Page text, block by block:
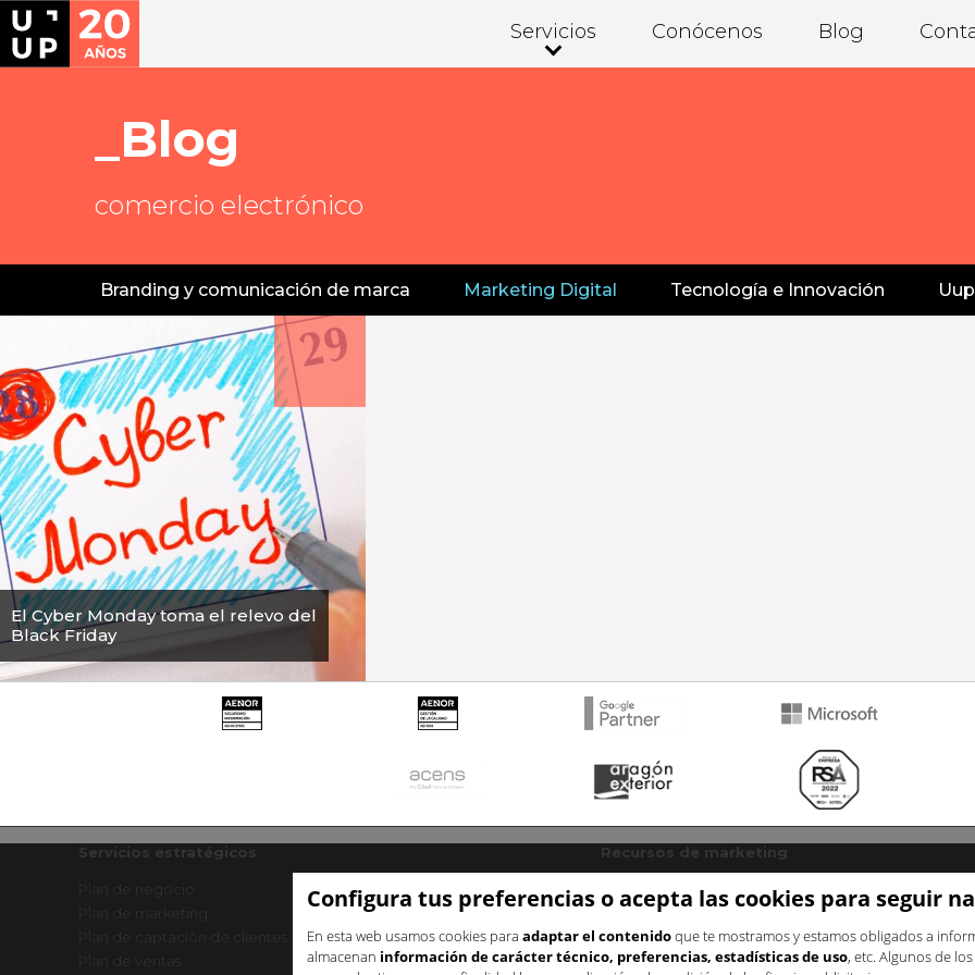
Configura tus preferencias o acepta las cookies para seguir
En esta web usamos cookies paraadaptar el contenidoque te mostramos y estamos obligados a
almacenan información de carácter técnico, preferencias, estadísticas de uso, etc. Algunos de
Servicios Conócenos Blog
Blog
comercio electrónico
Branding y comunicación de marca Marketing Digital Tecnología e Innovación
El Cyber Monday toma el relevo del
Black Friday
Servicios estratégicos
Plan de negocio
Plan de marketing
Plan de captación de clientes
Plan de ventas
Creación de marca
Sprint IA para pymes
Asesoría de marketing
Sesión de consultoría online
Recursos de marketing
Plantilla plan de marketing
Recursos estratégicos
Para mejorar la conversión
Para fidelizar clientes